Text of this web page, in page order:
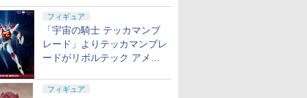
開始
フィギュア
「宇宙の騎士 テッカマンブ
レード」よりテッカマンブレ
ードがリボルテック アメイ
定
フィギュア